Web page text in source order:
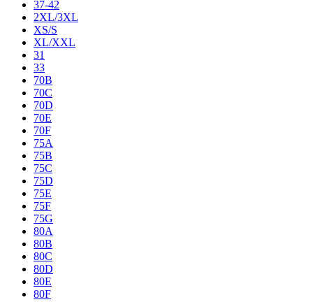
37-42
2XL/3XL
XS/S
XL/XXL
31
33
70B
70C
70D
70E
70F
75A
75B
75C
75D
75E
75F
75G
80A
80B
80C
80D
80E
80F